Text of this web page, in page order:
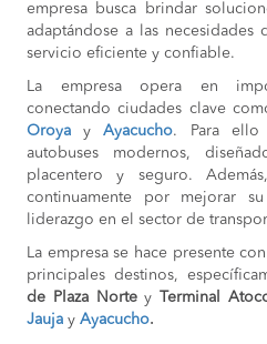
empresa busca brindar
adaptándose a las necesidades
servicio eficiente y confiable.
La empresa opera en
conectando ciudades clave
Oroya yAyacucho. Para ello
autobuses modernos,
placentero y seguro.
continuamente por mejorar
liderazgo en el sector de
La empresa se hace presente
principales destinos,
de Plaza Nortey Terminal
Jauja y Ayacucho.